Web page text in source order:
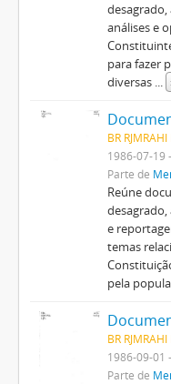
análises e
para fazer
diversas ...
BR
1986-07-19
Parte de
Reúne
e
temas
pela
BR
1986-09-01
Parte de